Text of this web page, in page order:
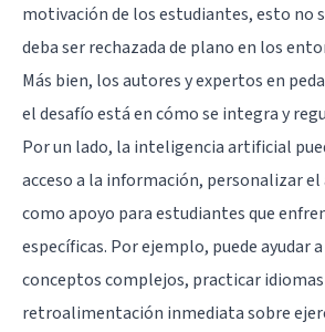
motivación de los estudiantes, esto no
deba ser rechazada de plano en los
Más bien, los autores y expertos en
el desafío está en cómo se integra y
Por un lado, la inteligencia artificial
acceso a la información, personalizar
como apoyo para estudiantes que
específicas. Por ejemplo, puede ayudar
conceptos complejos, practicar
retroalimentación inmediata sobre